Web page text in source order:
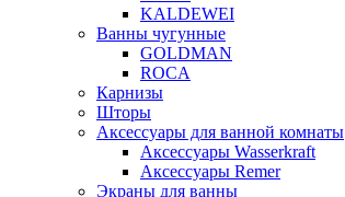
KALDEWEI
Ванны чугунные
GOLDMAN
ROCA
Карнизы
Шторы
Аксессуары для ванной комнаты
Аксессуары Wasserkraft
Аксессуары Remer
Экраны для ванны